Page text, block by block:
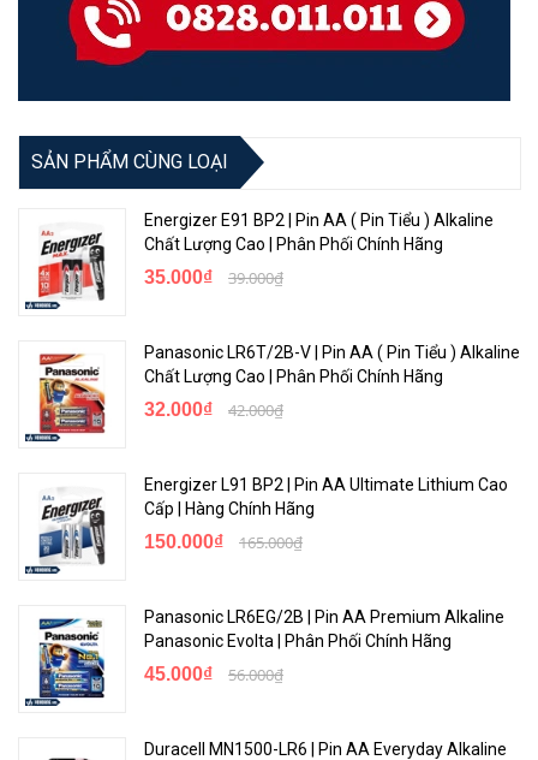
SẢN PHẨM CÙNG LOẠI
Energizer E91 BP2 | Pin AA ( Pin Tiểu ) Alkaline
Chất Lượng Cao | Phân Phối Chính Hãng
35.000₫ 39.000₫
Panasonic LR6T/2B-V | Pin AA ( Pin Tiểu ) Alkaline
Chất Lượng Cao | Phân Phối Chính Hãng
32.000₫ 42.000₫
Energizer L91 BP2 | Pin AA Ultimate Lithium Cao
Cấp | Hàng Chính Hãng
150.000₫ 165.000₫
Panasonic LR6EG/2B | Pin AA Premium Alkaline
Panasonic Evolta | Phân Phối Chính Hãng
45.000₫ 56.000₫
Duracell MN1500-LR6 | Pin AA Everyday Alkaline